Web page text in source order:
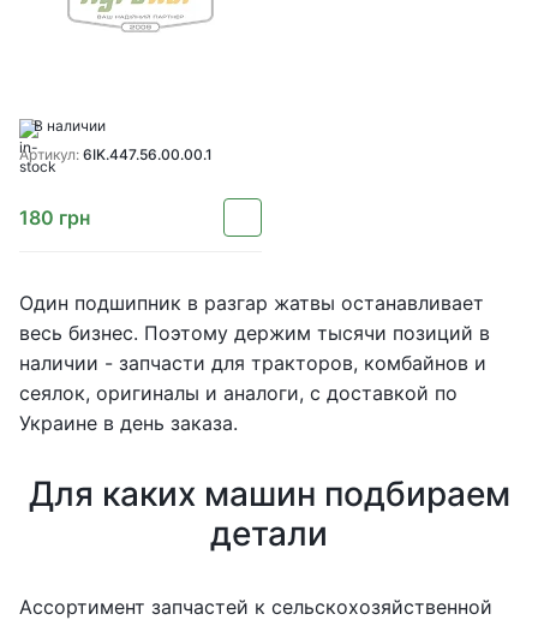
В наличии
Артикул: 6IK.447.56.00.00.1
180 грн
Один подшипник в разгар жатвы останавливает
весь бизнес. Поэтому держим тысячи позиций в
наличии - запчасти для тракторов, комбайнов и
сеялок, оригиналы и аналоги, с доставкой по
Украине в день заказа.
Для каких машин подбираем
детали
Ассортимент запчастей к сельскохозяйственной